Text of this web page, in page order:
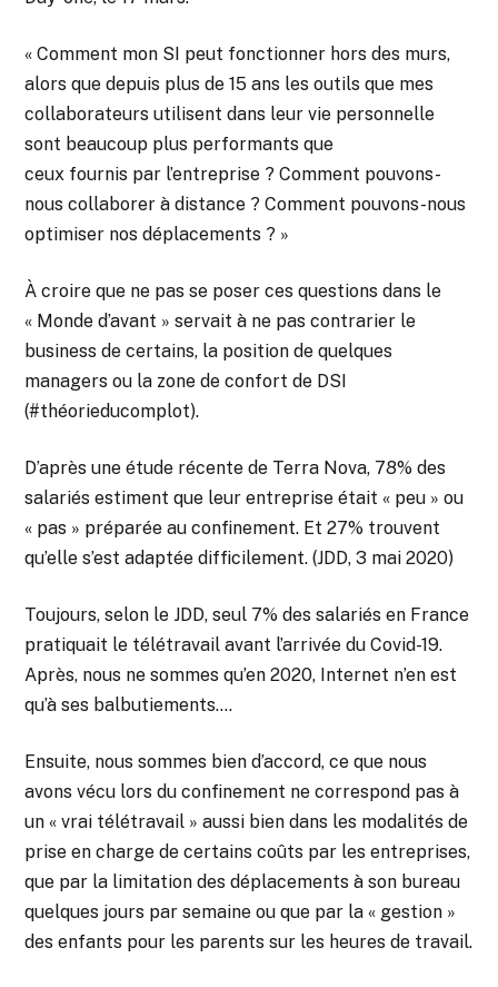
« Comment mon SI peut fonctionner hors des murs,
alors que depuis plus de 15 ans les outils que mes
collaborateurs utilisent dans leur vie personnelle
sont beaucoup plus performants que
ceux fournis par l’entreprise ? Comment pouvons-
nous collaborer à distance ? Comment pouvons-nous
optimiser nos déplacements ? »
À croire que ne pas se poser ces questions dans le
« Monde d’avant » servait à ne pas contrarier le
business de certains, la position de quelques
managers ou la zone de confort de DSI
(#théorieducomplot).
D’après une étude récente de Terra Nova, 78% des
salariés estiment que leur entreprise était « peu » ou
« pas » préparée au confinement. Et 27% trouvent
qu’elle s’est adaptée difficilement. (JDD, 3 mai 2020)
Toujours, selon le JDD, seul 7% des salariés en France
pratiquait le télétravail avant l’arrivée du Covid-19.
Après, nous ne sommes qu’en 2020, Internet n’en est
qu’à ses balbutiements….
Ensuite, nous sommes bien d’accord, ce que nous
avons vécu lors du confinement ne correspond pas à
un « vrai télétravail » aussi bien dans les modalités de
prise en charge de certains coûts par les entreprises,
que par la limitation des déplacements à son bureau
quelques jours par semaine ou que par la « gestion »
des enfants pour les parents sur les heures de travail.